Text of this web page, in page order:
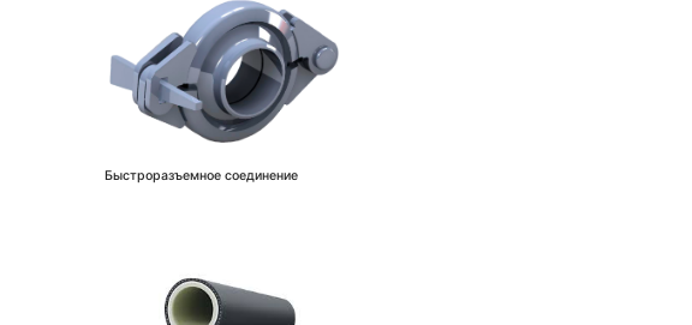
Быстроразъемное соединение